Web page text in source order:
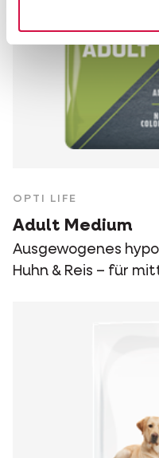
OPTI LIFE
Adult Medium
Ausgewogenes
Huhn & Reis – für